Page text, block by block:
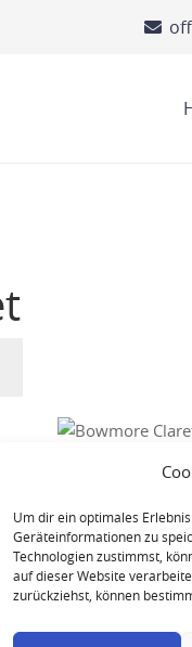
Um dir ein optimales
Geräteinformationen zu
Technologien zustimmst,
auf dieser Website
zurückziehst, können
Wine Casked
Whisky